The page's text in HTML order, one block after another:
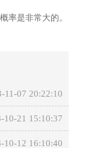
概率是非常大的。
11-07 20:22:10
10-21 15:10:37
10-12 16:10:40